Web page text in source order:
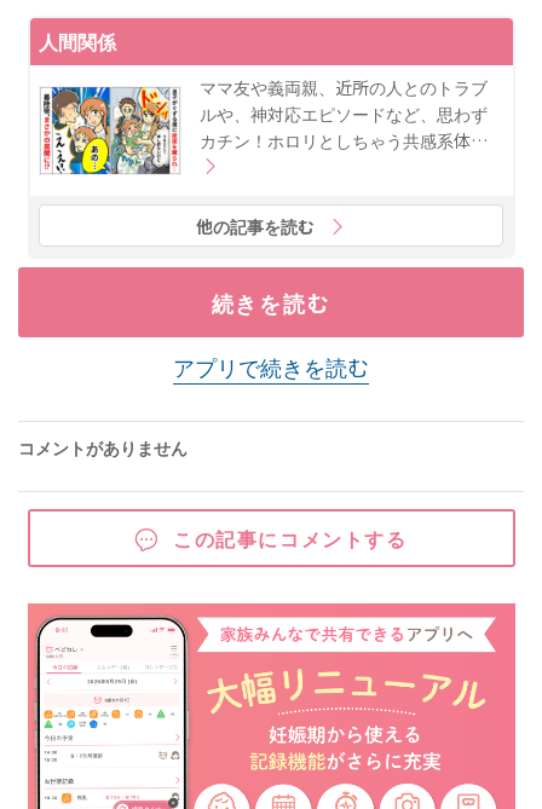
人間関係
ママ友や義両親、近所の人とのトラブ
ルや、神対応エピソードなど、思わず
カチン！ホロリとしちゃう共感系体…
他の記事を読む
続きを読む
アプリで続きを読む
コメントがありません
この記事にコメントする